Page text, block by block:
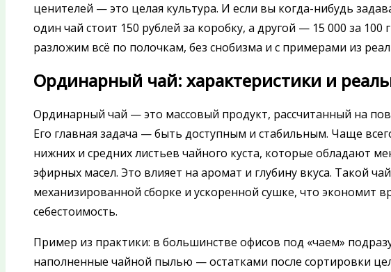
ценителей — это целая культура. И если вы когда-нибудь
один чай стоит 150 рублей за коробку, а другой — 15 000 за
разложим всё по полочкам, без снобизма и с примерами из
Ординарный чай: характеристики и
Ординарный чай — это массовый продукт, рассчитанный на
Его главная задача — быть доступным и стабильным. Чаще
нижних и средних листьев чайного куста, которые обладают
эфирных масел. Это влияет на аромат и глубину вкуса. Такой
механизированной сборке и ускоренной сушке, что экономит
себестоимость.
Пример из практики: в большинстве офисов под «чаем»
наполненные чайной пылью — остатками после сортировки